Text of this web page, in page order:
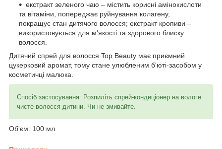
екстракт зеленого чаю – містить корисні амінокислоти
та вітаміни, попереджає руйнування колагену,
покращує стан дитячого волосся; екстракт кропиви –
використовується для м'якості та здорового блиску
волосся.
Дитячий спрей для волосся Top Beauty має приємний
цукерковий аромат, тому стане улюбленим б'юті-засобом у
косметичці малюка.
Спосіб застосування: Розпиліть спрей-кондиціонер на вологе
чисте волосся дитини. Чи не змивайте.
Об'єм: 100 мл